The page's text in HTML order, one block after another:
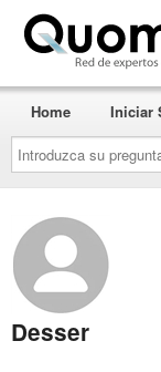
Introduzca
su
pregunta
aquí...
Home Iniciar
Desser